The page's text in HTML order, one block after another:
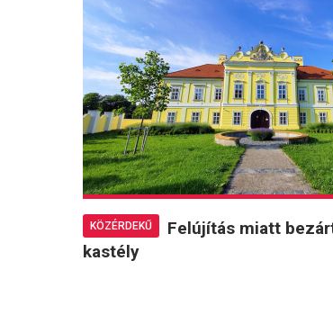
KÖZÉRDEKŰ
Felújítás miatt
kastély